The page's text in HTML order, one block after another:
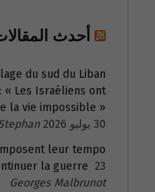
أحدث
du sud du Liban
« Les Israéliens ont
la vie impossible »
30 يوليو 2026
leur tempo
la guerre 23 يوليو 2026
Georges Malbrunot